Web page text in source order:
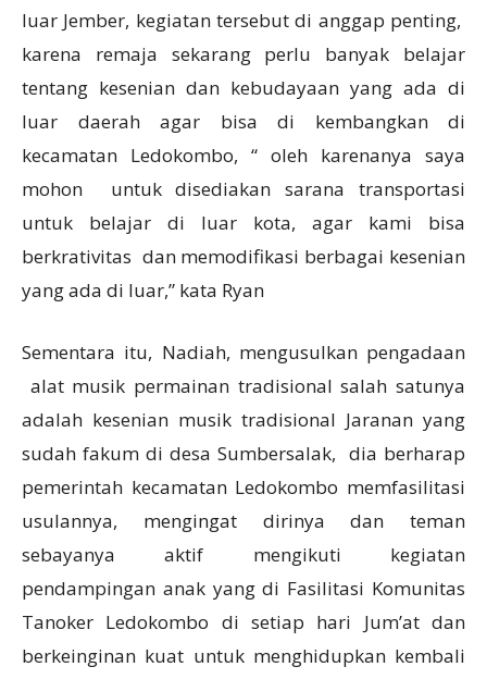
luar Jember, kegiatan tersebut di anggap penting,
karena remaja sekarang perlu banyak belajar
tentang kesenian dan kebudayaan yang ada di
luar daerah agar bisa di kembangkan di
kecamatan Ledokombo, “ oleh karenanya saya
mohon untuk disediakan sarana transportasi
untuk belajar di luar kota, agar kami bisa
berkrativitas dan memodifikasi berbagai kesenian
yang ada di luar,” kata Ryan
Sementara itu, Nadiah, mengusulkan pengadaan
alat musik permainan tradisional salah satunya
adalah kesenian musik tradisional Jaranan yang
sudah fakum di desa Sumbersalak, dia berharap
pemerintah kecamatan Ledokombo memfasilitasi
usulannya, mengingat dirinya dan teman
sebayanya aktif mengikuti kegiatan
pendampingan anak yang di Fasilitasi Komunitas
Tanoker Ledokombo di setiap hari Jum’at dan
berkeinginan kuat untuk menghidupkan kembali